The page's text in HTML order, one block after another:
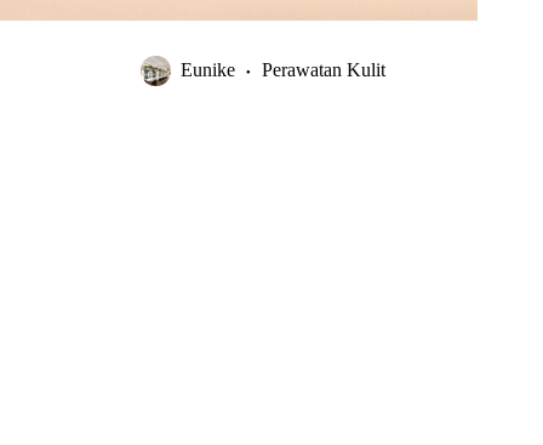
Eunike Perawatan Kulit